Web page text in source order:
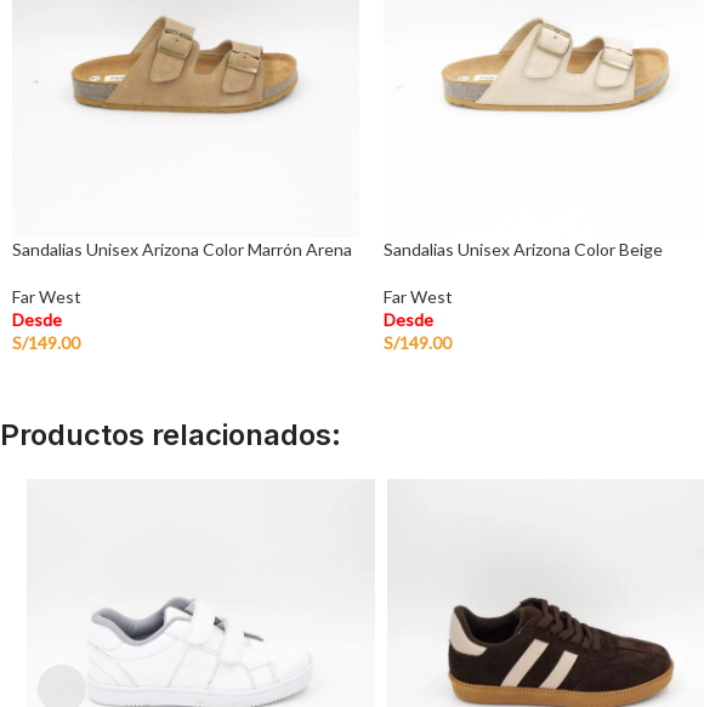
Sandalias Unisex Arizona Color Marrón Arena
Far West
Desde
S/149.00
Sandalias Unisex Arizona Color Beige
Far West
Desde
S/149.00
Productos relacionados: